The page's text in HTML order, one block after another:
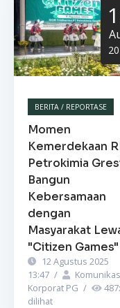
BERITA / REPORTASE
Momen
Kemerdekaan
Petrokimia
Bangun
Kebersamaan
dengan
Masyarakat
"Citizen Games"
12 Agustus 2025
13:47 /
Korporat PG / 487
dilihat